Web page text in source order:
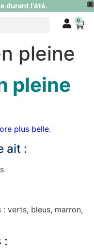
X
durant l'été.
0
pleine
pleine
plus belle.
ait :
verts, bleus, marron,
: